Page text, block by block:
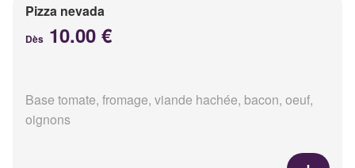
Pizza nevada
Dès 10.00 €
Base tomate, fromage, viande hachée, bacon, oeuf,
oignons